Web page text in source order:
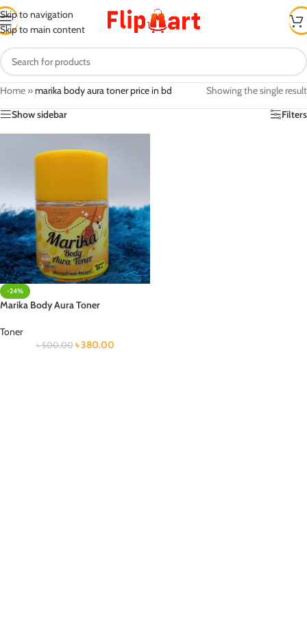
Skip to navigation
Skip to main content
Home »marika body aura toner price in bd
Showing the single result
Show sidebar
Filters
-24%
Marika Body Aura Toner
Toner
৳500.00 ৳380.00